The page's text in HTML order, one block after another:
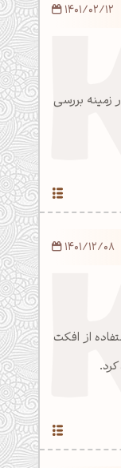
پس از 26 سال فعالیت در زمینه بررسی
1401/02/12
از افکت
1401/12/08